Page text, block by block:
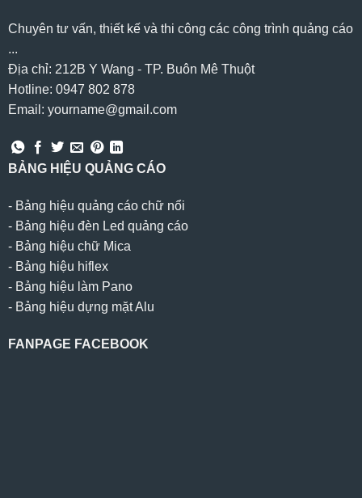
Chuyên tư vấn, thiết kế và thi công các công trình quảng cáo
...
Địa chỉ: 212B Y Wang - TP. Buôn Mê Thuột
Hotline: 0947 802 878
Email: yourname@gmail.com
BẢNG HIỆU QUẢNG CÁO
- Bảng hiệu quảng cáo chữ nổi
- Bảng hiệu đèn Led quảng cáo
- Bảng hiệu chữ Mica
- Bảng hiệu hiflex
- Bảng hiệu làm Pano
- Bảng hiệu dựng mặt Alu
FANPAGE FACEBOOK